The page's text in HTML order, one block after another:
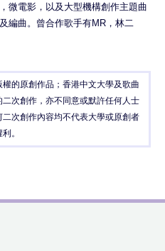
微電影，以及大型機構創作主題曲
編曲。曾合作歌手有MR，林二
的原創作品；香港中文大學及歌曲
次創作，亦不同意或默許任何人士
次創作內容均不代表大學或原創者
。